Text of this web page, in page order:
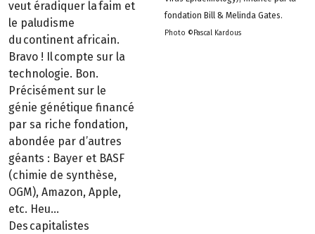
veut éradiquer la faim et
le paludisme
du continent africain.
Bravo ! Il compte sur la
technologie. Bon.
Précisément sur le
génie génétique financé
par sa riche fondation,
abondée par d’autres
géants : Bayer et BASF
(chimie de synthèse,
OGM), Amazon, Apple,
etc. Heu…
Des capitalistes
fondation Bill & Melinda Gates.
Photo ©Pascal Kardous